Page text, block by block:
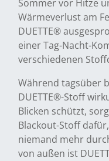
Sommer vor Hitze
Wärmeverlust am
DUETTE®
einer Tag-Nacht-
verschiedenen
Während tagsüber
DUETTE®-Stoff
Blicken schützt,
Blackout-Stoff
niemand mehr
von außen ist